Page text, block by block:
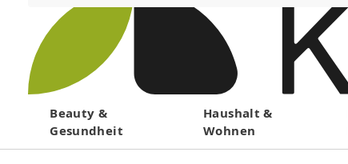
Beauty &
Gesundheit
Haushalt &
Wohnen